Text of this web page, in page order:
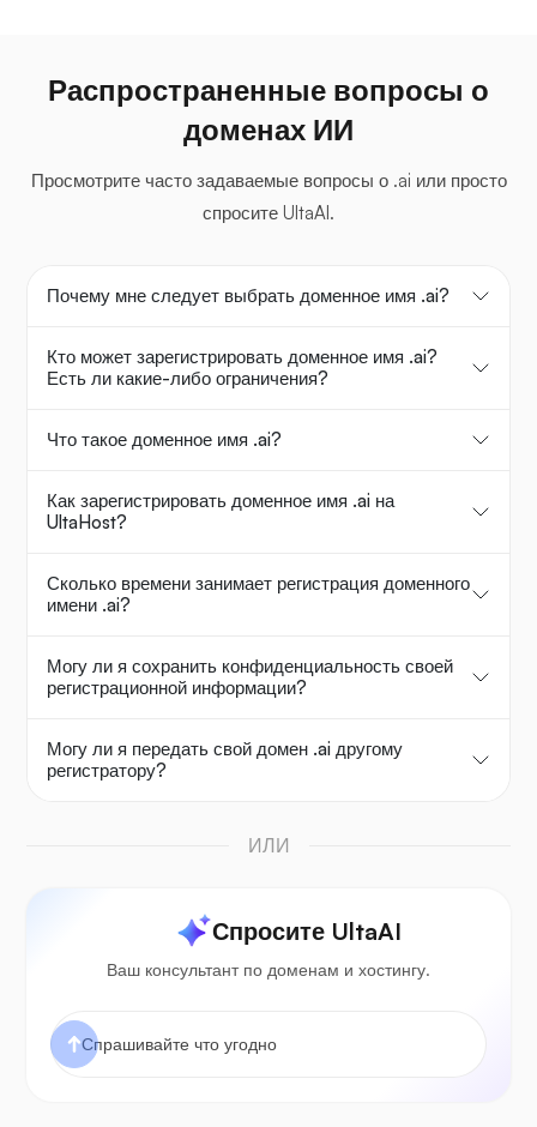
Распространенные вопросы о
доменах ИИ
Просмотрите часто задаваемые вопросы о .ai или просто
спросите UltaAI.
Почему мне следует выбрать доменное имя .ai?
Кто может зарегистрировать доменное имя .ai?
Есть ли какие-либо ограничения?
Что такое доменное имя .ai?
Как зарегистрировать доменное имя .ai на
UltaHost?
Сколько времени занимает регистрация доменного
имени .ai?
Могу ли я сохранить конфиденциальность своей
регистрационной информации?
Могу ли я передать свой домен .ai другому
регистратору?
ИЛИ
Спросите UltaAI
Ваш консультант по доменам и хостингу.